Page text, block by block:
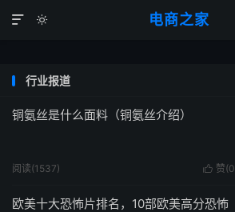
电商之家


行业报道
铜氨丝是什么面料（铜氨丝介绍）
 赞(0
阅读(1537)
欧美十大恐怖片排名，10部欧美高分恐怖